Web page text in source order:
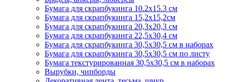
Бумага для скрапбукинга 10.2х15.3 см
Бумага для скрапбукинга 15,2х15,2см
Бумага для скрапбукинга 20,3х20,3 см
Бумага для скрапбукинга 22,5х30,4 см
Бумага для скрапбукинга 30,5х30,5 см в наборах
Бумага для скрапбукинга 30,5х30,5 см по листу
Бумага текстурированная 30,5х30,5 см в наборах
Вырубки, чипборды